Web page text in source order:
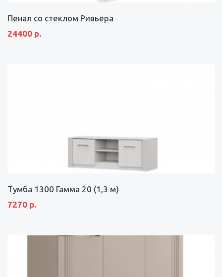
Пенал со стеклом Ривьера
24400 р.
Тумба 1300 Гамма 20 (1,3 м)
7270 р.